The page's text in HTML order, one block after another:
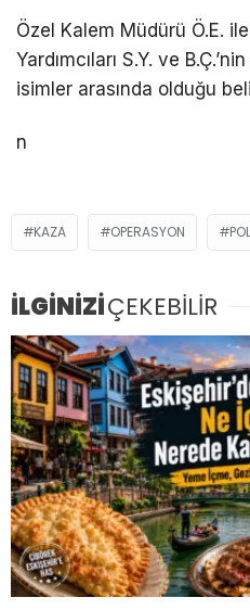
Özel Kalem Müdürü Ö.E.
Yardımcıları S.Y. ve
isimler arasında olduğu
n
KAZA OPERASYON
İLGİNİZİÇEKEBİLİR